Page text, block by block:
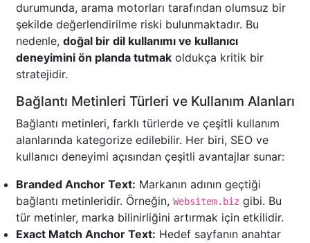
durumunda, arama motorları tarafından olumsuz bir
şekilde değerlendirilme riski bulunmaktadır. Bu
nedenle, doğal bir dil kullanımı ve kullanıcı
deneyimini ön planda tutmak oldukça kritik bir
stratejidir.
Bağlantı Metinleri Türleri ve Kullanım Alanları
Bağlantı metinleri, farklı türlerde ve çeşitli kullanım
alanlarında kategorize edilebilir. Her biri, SEO ve
kullanıcı deneyimi açısından çeşitli avantajlar sunar:
Branded Anchor Text: Markanın adının geçtiği
bağlantı metinleridir. Örneğin, Websitem.biz gibi. Bu
tür metinler, marka bilinirliğini artırmak için etkilidir.
Exact Match Anchor Text: Hedef sayfanın anahtar